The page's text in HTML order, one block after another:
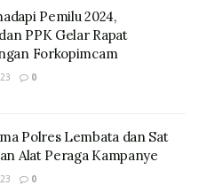
Pemilu 2024,
PPK Gelar Rapat
Forkopimcam
0
Polres Lembata dan Sat
Alat Peraga Kampanye
0